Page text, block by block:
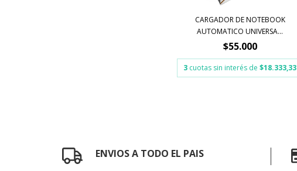
CARGADOR DE NOTEBOOK
AUTOMATICO UNIVERSA...
$55.000
3 cuotas sin interés de$18.333,33
ENVIOS A TODO EL PAIS